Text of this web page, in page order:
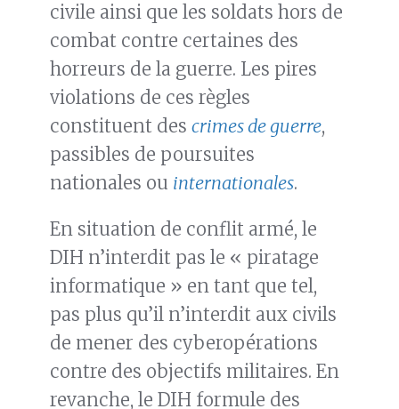
civile ainsi que les soldats hors de
combat contre certaines des
horreurs de la guerre. Les pires
violations de ces règles
constituent des crimes de guerre,
passibles de poursuites
nationales ou internationales.
En situation de conflit armé, le
DIH n’interdit pas le « piratage
informatique » en tant que tel,
pas plus qu’il n’interdit aux civils
de mener des cyberopérations
contre des objectifs militaires. En
revanche, le DIH formule des